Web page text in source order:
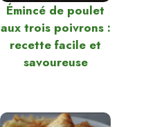
Émincé de poulet
aux trois poivrons :
recette facile et
savoureuse